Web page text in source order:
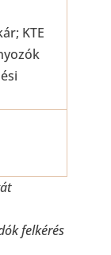
KTE
felkérés